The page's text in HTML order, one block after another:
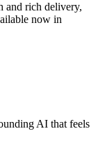
and rich delivery,
now in
AI that feels